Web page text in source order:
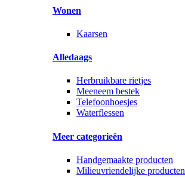
Wonen
Kaarsen
Alledaags
Herbruikbare rietjes
Meeneem bestek
Telefoonhoesjes
Waterflessen
Meer categorieën
Handgemaakte producten
Milieuvriendelijke producten